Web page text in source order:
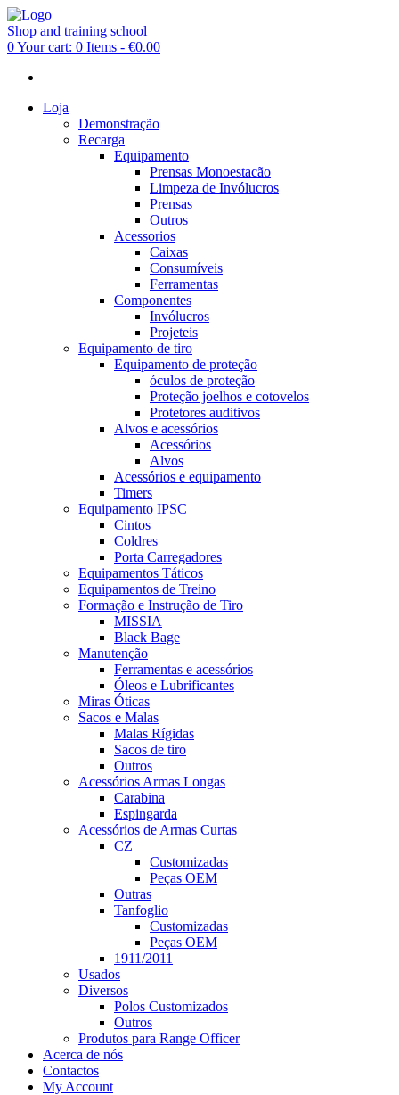
Shop and training school
0Your cart: 0 Items - €0.00
Loja
Demonstração
Recarga
Equipamento
Prensas Monoestacão
Limpeza de Invólucros
Prensas
Outros
Acessorios
Caixas
Consumíveis
Ferramentas
Componentes
Invólucros
Projeteis
Equipamento de tiro
Equipamento de proteção
óculos de proteção
Proteção joelhos e cotovelos
Protetores auditivos
Alvos e acessórios
Acessórios
Alvos
Acessórios e equipamento
Timers
Equipamento IPSC
Cintos
Coldres
Porta Carregadores
Equipamentos Táticos
Equipamentos de Treino
Formação e Instrução de Tiro
MISSIA
Black Bage
Manutenção
Ferramentas e acessórios
Óleos e Lubrificantes
Miras Óticas
Sacos e Malas
Malas Rígidas
Sacos de tiro
Outros
Acessórios Armas Longas
Carabina
Espingarda
Acessórios de Armas Curtas
CZ
Customizadas
Peças OEM
Outras
Tanfoglio
Customizadas
Peças OEM
1911/2011
Usados
Diversos
Polos Customizados
Outros
Produtos para Range Officer
Acerca de nós
Contactos
My Account